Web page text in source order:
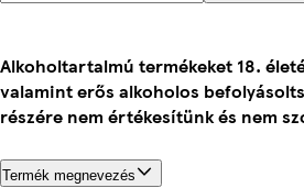
Alkoholtartalmú termékeket 18.
valamint erős alkoholos
részére nem értékesítünk és nem
Termék megnevezés